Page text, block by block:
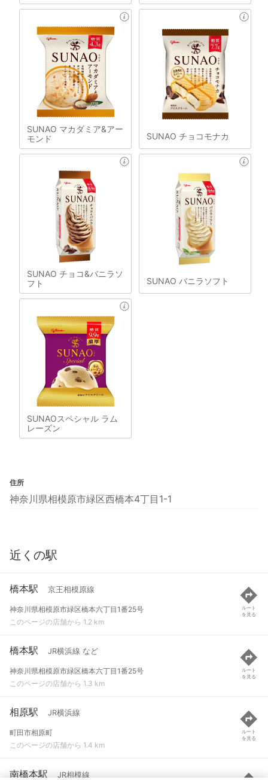
SUNAO マカダミア&アー
モンド
SUNAO チョコモナカ
SUNAO チョコ&バニラソ
フト
SUNAO バニラソフト
SUNAOスペシャル ラム
レーズン
住所
神奈川県相模原市緑区西橋本4丁目1-1
近くの駅
橋本駅 京王相模原線
神奈川県相模原市緑区橋本六丁目1番25号
このページの店舗から 1.2 km
ルート
を見る
橋本駅 JR横浜線 など
神奈川県相模原市緑区橋本六丁目1番25号
このページの店舗から 1.3 km
ルート
を見る
相原駅 JR横浜線
町田市相原町
このページの店舗から 1.4 km
ルート
を見る
南橋本駅 JR相模線